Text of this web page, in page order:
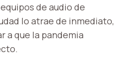
de audio de
lo atrae de inmediato,
a que la pandemia